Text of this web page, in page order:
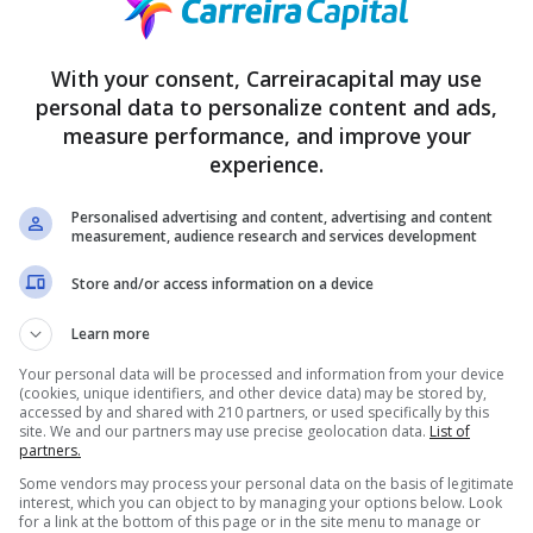
a Melhor Opção de Cartão de Crédito
mercado, é essencial saber como comparar os diferentes
de tomar uma decisão, considere os seguintes pontos:
é a taxa de juros do cartão, especialmente para pagamentos
: Alguns cartões oferecem programas de recompensas, como
de milhas para viagens. Escolha um cartão que ofereça
se o cartão cobra anuidade e, em caso afirmativo, se os
alinhada com seus hábitos de consumo e suas prioridades
de milhas pode ser mais vantajoso. Se prefere
With your consent, Carreiracapital may use
personal data to personalize content and ads,
measure performance, and improve your
experience.
Personalised advertising and content, advertising and content
measurement, audience research and services development
Store and/or access information on a device
Learn more
Your personal data will be processed and information from your device
(cookies, unique identifiers, and other device data) may be stored by,
accessed by and shared with 210 partners, or used specifically by this
site. We and our partners may use precise geolocation data. List of
partners.
Some vendors may process your personal data on the basis of legitimate
interest, which you can object to by managing your options below. Look
for a link at the bottom of this page or in the site menu to manage or